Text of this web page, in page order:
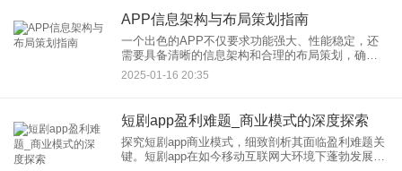
APP信息架构与布局策划指南
一个出色的APP不仅要求功能强大、性能稳定，还
需要具备清晰的信息架构和合理的布局策划，确保
用户能够轻松获取信息并高效完成任务。以下是从
信息架构和布局策划两方面为开发者提供的全面指
2025-01-16 20:35
短剧app盈利难题_商业模式的深度探索
探究短剧app商业模式，细致剖析其面临盈利难题关
键。短剧app在如今移动互联网大环境下蓬勃发展，